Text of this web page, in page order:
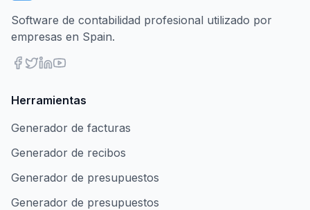
Software de contabilidad profesional utilizado por
empresas en Spain.
Herramientas
Generador de facturas
Generador de recibos
Generador de presupuestos
Generador de presupuestos